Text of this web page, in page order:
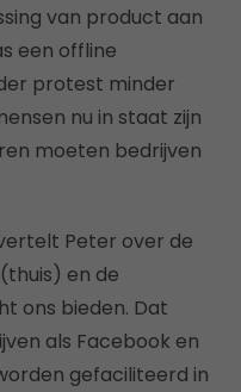
van product aan
een offline
protest minder
nu in staat zijn
moeten bedrijven
Peter over de
en de
ons bieden. Dat
als Facebook en
gefaciliteerd in